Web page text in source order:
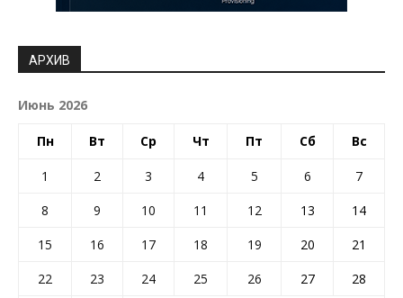
АРХИВ
Июнь 2026
Пн Вт Ср Чт Пт Сб Вс
1 2 3 4 5 6
7
8
9 10 11 12 13
14
15
16 17 18 19 20
21
22
23 24 25 26 27
28